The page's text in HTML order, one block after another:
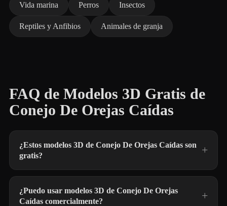
Vida marina Perros Insectos
Reptiles y Anfibios Animales de granja
FAQ de Modelos 3D Gratis de
Conejo De Orejas Caídas
¿Estos modelos 3D de Conejo De Orejas Caídas son
gratis?
¿Puedo usar modelos 3D de Conejo De Orejas
Caídas comercialmente?